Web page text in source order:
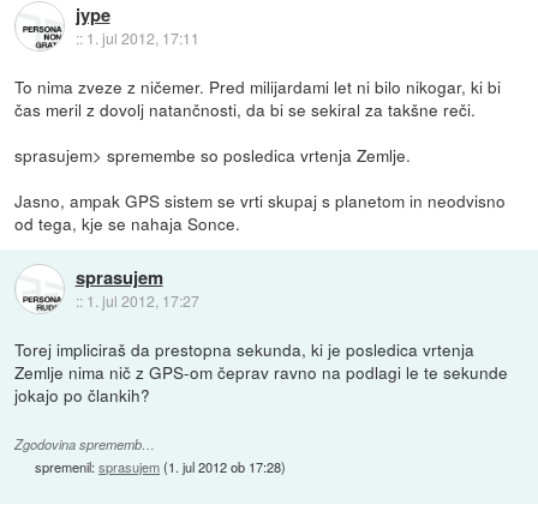
jype
:: 1. jul 2012, 17:11
To nima zveze z ničemer. Pred milijardami let ni bilo nikogar, ki bi
čas meril z dovolj natančnosti, da bi se sekiral za takšne reči.
sprasujem> spremembe so posledica vrtenja Zemlje.
Jasno, ampak GPS sistem se vrti skupaj s planetom in neodvisno
od tega, kje se nahaja Sonce.
sprasujem
:: 1. jul 2012, 17:27
Torej impliciraš da prestopna sekunda, ki je posledica vrtenja
Zemlje nima nič z GPS-om čeprav ravno na podlagi le te sekunde
jokajo po člankih?
Zgodovina sprememb…
spremenil:sprasujem(1. jul 2012 ob 17:28)